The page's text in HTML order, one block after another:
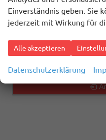
Einverständnis geben. Sie
jederzeit mit Wirkung für
Alle akzeptieren
Datenschutzerklärung